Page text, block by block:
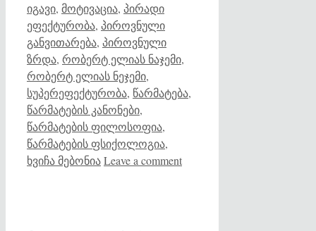
იგავი, მოტივაცია, პირადი
ეფექტურობა, პიროვნული
განვითარება, პიროვნული
ზრდა, რობერტ ელიას ნაჯემი,
რობერტ ელიას ნეჯემი,
სუპერეფექტურობა, წარმატება,
წარმატების კანონები,
წარმატების ფილოსოფია,
წარმატების ფსიქოლოგია,
ხვიჩა მებონიაLeave a comment